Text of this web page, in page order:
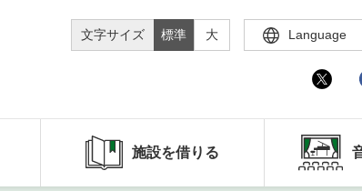
文字サイズ 標準 大 Language
施設を借りる